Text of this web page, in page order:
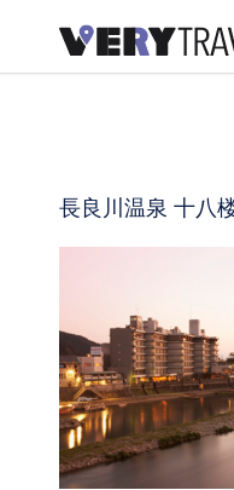
長良川温泉 十八